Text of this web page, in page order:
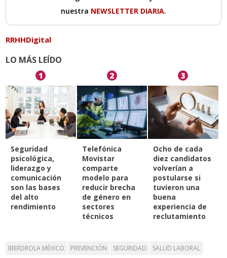
nuestra NEWSLETTER DIARIA.
RRHHDigital
LO MÁS LEÍDO
1
Seguridad
psicológica,
liderazgo y
comunicación
son las bases
del alto
rendimiento
2
Telefónica
Movistar
comparte
modelo para
reducir brecha
de género en
sectores
técnicos
3
Ocho de cada
diez candidatos
volverían a
postularse si
tuvieron una
buena
experiencia de
reclutamiento
IBERDROLA MÉXICO PREVENCIÓN SEGURIDAD SALUD LABORAL